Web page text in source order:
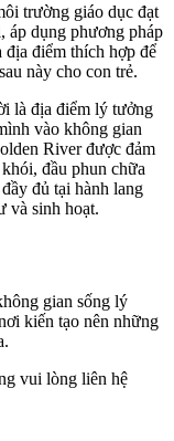
trường giáo dục đạt
áp dụng phương pháp
điểm thích hợp để
này cho con trẻ.
là địa điểm lý tưởng
vào không gian
River được đảm
đầu phun chữa
đủ tại hành lang
và sinh hoạt.
gian sống lý
kiến tạo nên những
vui lòng liên hệ